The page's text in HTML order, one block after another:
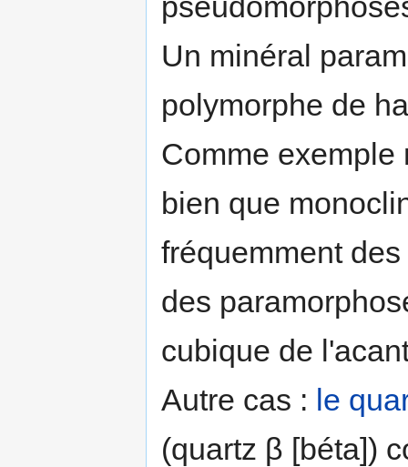
Un minéral
polymorphe de
Comme exemple
bien que
fréquemment
des
cubique de
Autre cas : le
(quartz β [béta])